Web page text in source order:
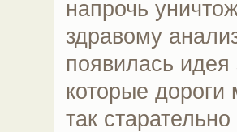
напрочь
здравому
появилась идея
которые
так